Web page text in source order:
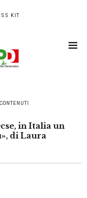
KIT
in Italia un
di Laura